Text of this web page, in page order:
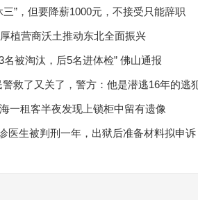
”，但要降薪1000元，不接受只能辞职
植营商沃土推动东北全面振兴
名被淘汰，后5名进体检” 佛山通报
救了又关了，警方：他是潜逃16年的逃
一租客半夜发现上锁柜中留有遗像
医生被判刑一年，出狱后准备材料拟申诉